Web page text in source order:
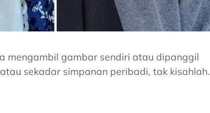
mengambil gambar sendiri atau dipanggil
sekadar simpanan peribadi, tak kisahlah.